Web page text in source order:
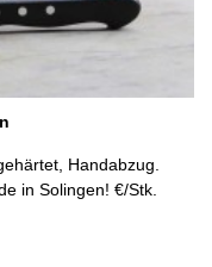
Handabzug.
in Solingen! €/Stk.